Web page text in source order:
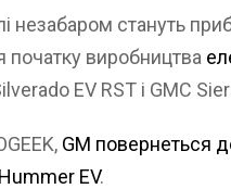
незабаром стануть
початку виробництва
EV RST і GMC
GM повернеться
EV.